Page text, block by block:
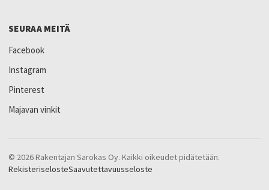
SEURAA MEITÄ
Facebook
Instagram
Pinterest
Majavan vinkit
© 2026 Rakentajan Sarokas Oy. Kaikki oikeudet pidätetään.
RekisteriselosteSaavutettavuusseloste